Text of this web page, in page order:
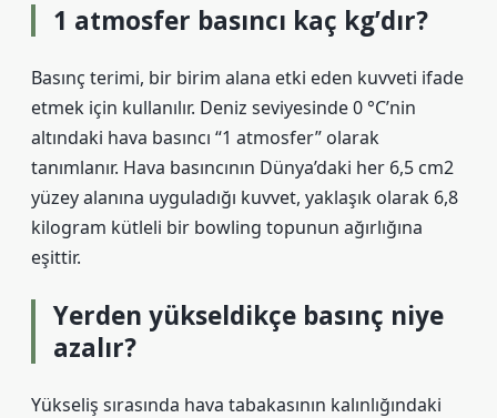
1 atmosfer basıncı kaç kg’dır?
Basınç terimi, bir birim alana etki eden kuvveti ifade
etmek için kullanılır. Deniz seviyesinde 0 °C’nin
altındaki hava basıncı “1 atmosfer” olarak
tanımlanır. Hava basıncının Dünya’daki her 6,5 cm2
yüzey alanına uyguladığı kuvvet, yaklaşık olarak 6,8
kilogram kütleli bir bowling topunun ağırlığına
eşittir.
Yerden yükseldikçe basınç niye
azalır?
Yükseliş sırasında hava tabakasının kalınlığındaki